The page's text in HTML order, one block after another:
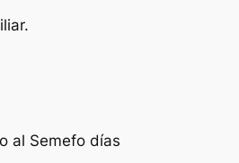
al Semefo días